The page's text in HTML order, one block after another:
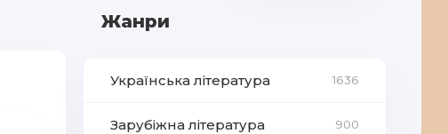
Жанри
Українська література 1636
Зарубіжна література 900